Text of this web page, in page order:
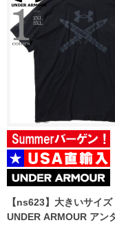
【ns623】大きいサイ
UNDER ARMOUR アン